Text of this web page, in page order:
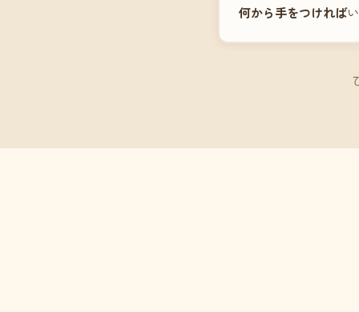
何から手をつければ